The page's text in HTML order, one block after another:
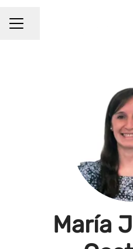
Menú de empleo
Compartir página
María